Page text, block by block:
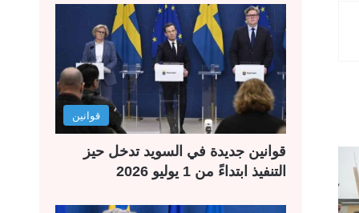
قوانين
قوانين جديدة في السويد تدخل حيز
التنفيذ ابتداءً من 1 يوليو 2026